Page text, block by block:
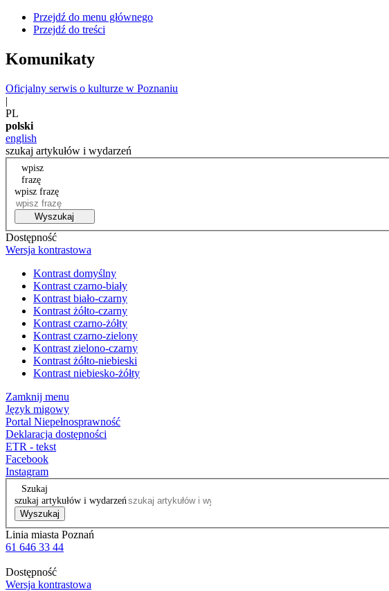
Przejdź do menu głównego
Przejdź do treści
Komunikaty
Oficjalny serwis o kulturze w Poznaniu
|
PL
polski
english
szukaj artykułów i wydarzeń
wpisz
frazę
wpisz frazę
Wyszukaj
Dostępność
Wersja kontrastowa
Kontrast domyślny
Kontrast czarno-biały
Kontrast biało-czarny
Kontrast żółto-czarny
Kontrast czarno-żółty
Kontrast czarno-zielony
Kontrast zielono-czarny
Kontrast żółto-niebieski
Kontrast niebiesko-żółty
Zamknij menu
Język migowy
Portal Niepełnosprawność
Deklaracja dostępności
ETR - tekst
Facebook
Instagram
Szukaj
szukaj artykułów i wydarzeń
Wyszukaj
Linia miasta Poznań
61 646 33 44
Dostępność
Wersja kontrastowa